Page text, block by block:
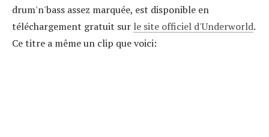
drum'n'bass assez marquée, est disponible en
téléchargement gratuit sur le site officiel d'Underworld.
Ce titre a même un clip que voici: